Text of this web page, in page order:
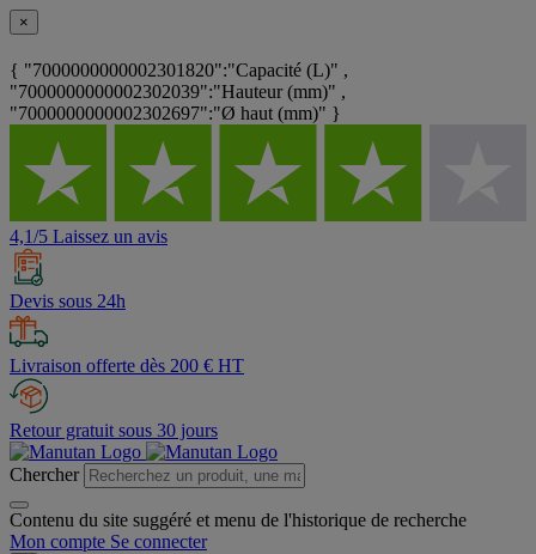
×
{ "7000000000002301820":"Capacité (L)" ,
"7000000000002302039":"Hauteur (mm)" ,
"7000000000002302697":"Ø haut (mm)" }
4,1/5 Laissez un avis
Devis sous 24h
Livraison offerte dès 200 € HT
Retour gratuit sous 30 jours
Chercher
Contenu du site suggéré et menu de l'historique de recherche
Mon compte Se connecter